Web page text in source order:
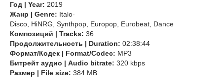
Год | Year: 2019
Жанр | Genre: Italo-
Disco, HiNRG, Synthpop, Europop, Eurobeat, Dance
Композиций | Tracks: 36
Продолжительность | Duration: 02:38:44
Формат/Кодек | Format/Codec: MP3
Битрейт аудио | Audio bitrate: 320 kbps
Размер | File size: 384 MB